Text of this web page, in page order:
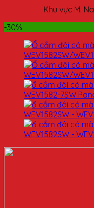
Khu vực M.
-30%